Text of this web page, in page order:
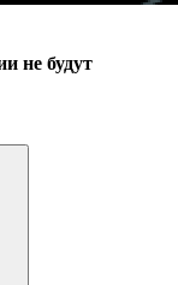
не будут